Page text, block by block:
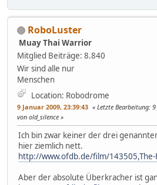
RoboLuster
Muay Thai Warrior
Mitglied Beiträge: 8.840
Wir sind alle nur
Menschen
Location: Robodrome
9 Januar 2009, 23:39:43 Letzte Bearbeitung:
von old_silence
Ich bin zwar keiner der drei
hier ziemlich nett.
http://www.ofdb.de/film/143505,The-
Aber der absolute Überkracher ist